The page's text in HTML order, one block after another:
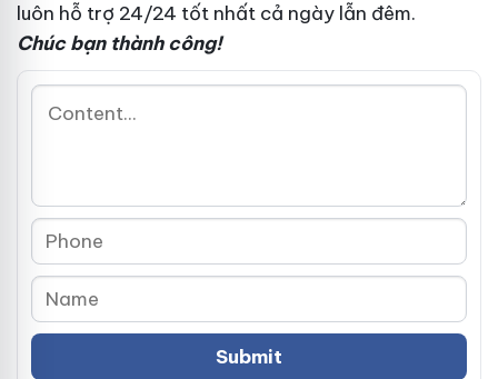
luôn hỗ trợ 24/24 tốt nhất cả ngày lẫn đêm.
Chúc bạn thành công!